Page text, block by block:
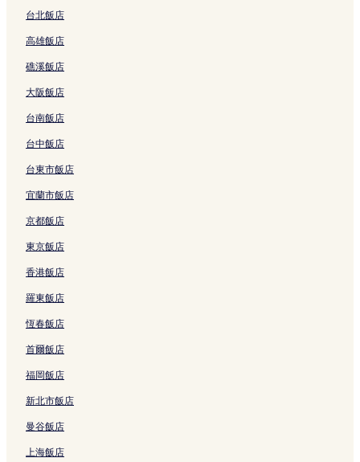
t
t
o
n
的
連
A
d
e
s
o
r
的
結
結
l
e
的
連
結
u
l
e
n
B
&
的
結
y
a
H
o
m
e
t
y
的
連
結
M
o
e
s
o
r
的
結
連
台北飯店
高雄飯店
礁溪飯店
大阪飯店
台南飯店
台中飯店
台東市飯店
宜蘭市飯店
京都飯店
東京飯店
香港飯店
羅東飯店
恆春飯店
首爾飯店
福岡飯店
新北市飯店
曼谷飯店
上海飯店